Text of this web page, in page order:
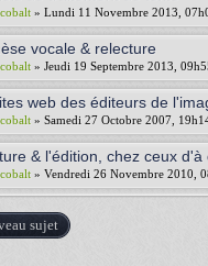
» Lundi 11 Novembre 2013,
vocale & relecture
» Jeudi 19 Septembre 2013,
web des éditeurs de
» Samedi 27 Octobre 2007,
& l'édition, chez ceux d'à
» Vendredi 26 Novembre 2010,
sujet